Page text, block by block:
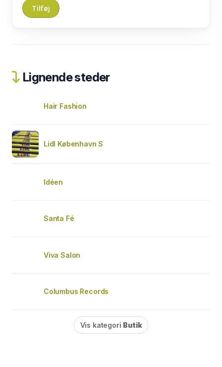
Lignende steder
Hair Fashion
Lidl København S
Idéen
Santa Fé
Viva Salon
Columbus Records
Vis kategori Butik